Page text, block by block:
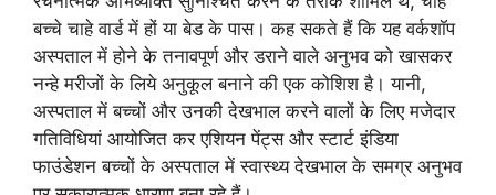
बच्‍चे चाहे वार्ड में हों या बेड के पास। कह सकते हैं कि यह वर्कशॉप
अस्‍पताल में होने के तनावपूर्ण और डराने वाले अनुभव को खासकर
नन्‍हे मरीजों के लिये अनुकूल बनाने की एक कोशिश है। यानी,
अस्‍पताल में बच्‍चों और उनकी देखभाल करने वालों के लिए मजेदार
गतिविधियां आयोजित कर एशियन पेंट्स और स्‍टार्ट इंडिया
फाउंडेशन बच्‍चों के अस्‍पताल में स्‍वास्‍थ्‍य देखभाल के समग्र अनुभव